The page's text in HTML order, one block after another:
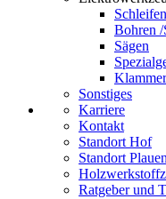
Bohren /
Sägen
Sonstiges
Karriere
Kontakt
Standort Hof
Standort Plauen
Ratgeber und